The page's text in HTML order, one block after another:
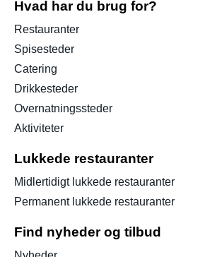
Hvad har du brug for?
Restauranter
Spisesteder
Catering
Drikkesteder
Overnatningssteder
Aktiviteter
Lukkede restauranter
Midlertidigt lukkede restauranter
Permanent lukkede restauranter
Find nyheder og tilbud